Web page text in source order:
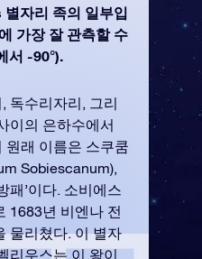
자리 족의 일부입
가장 잘 관측할 수
서 -90°).
독수리자리, 그리
이의 은하수에서
원래 이름은 스쿠쿰
Sobiescanum),
패’이다. 소비에스
1683년 비엔나 전
물리쳤다. 이 별자
리우스는 이 왕이